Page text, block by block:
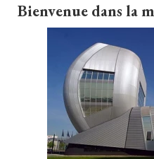
Bienvenue dans la